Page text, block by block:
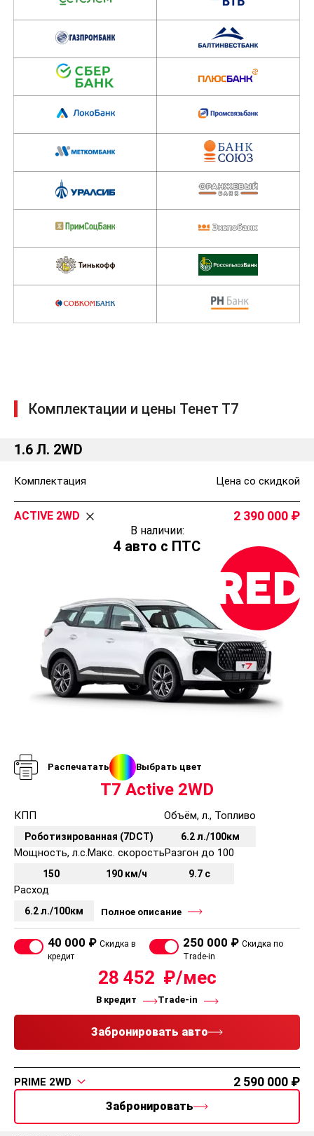
Комплектации и цены Тенет Т7
1.6 Л. 2WD
Комплектация Цена со скидкой
ACTIVE 2WD 2 390 000
В наличии:
4 авто с ПТС
Распечатать Выбрать цвет
T7 Active 2WD
КПП
Роботизированная (7DCT)
Объём, л., Топливо
6.2 л./100км
Мощность, л.с.
150
Макс. скорость
190 км/ч
Разгон до 100
9.7 с
Расход
6.2 л./100км Полное описание
40 000 ₽ Скидка в
кредит
250 000 ₽ Скидка по
Trade-in
28 452
В кредит Trade-in
Забронировать авто
PRIME 2WD 2 590 000
Забронировать